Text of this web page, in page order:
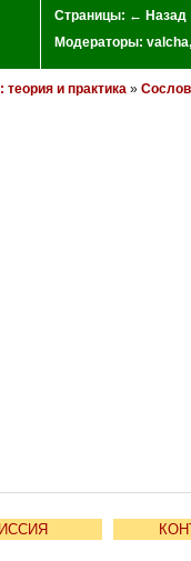
Страницы: ← Назад
Модераторы: valcha,
теория и практика»